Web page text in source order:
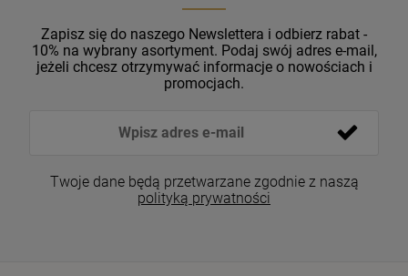
Zapisz się do naszego Newslettera i odbierz rabat -
10% na wybrany asortyment. Podaj swój adres e-mail,
jeżeli chcesz otrzymywać informacje o nowościach i
promocjach.
Twoje dane będą przetwarzane zgodnie z naszą
polityką prywatności